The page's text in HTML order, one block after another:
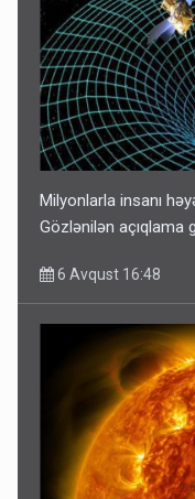
Milyonlarla insanı
Gözlənilən açıqlama
6 Avqust 16:48